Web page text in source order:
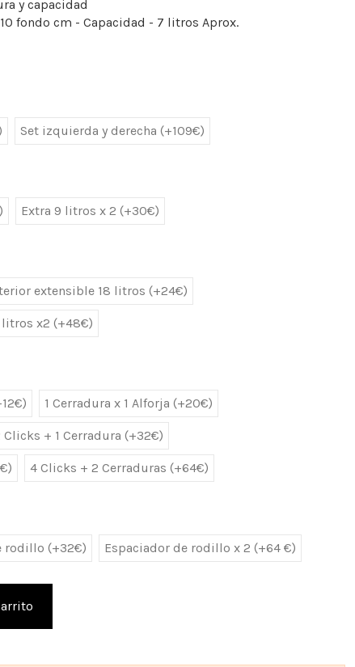
y capacidad
fondo cm - Capacidad - 7 litros Aprox.
Set izquierda y derecha (+109€)
Extra 9 litros x 2 (+30€)
extensible 18 litros (+24€)
x2 (+48€)
1 Cerradura x 1 Alforja (+20€)
Clicks + 1 Cerradura (+32€)
4 Clicks + 2 Cerraduras (+64€)
rodillo (+32€) Espaciador de rodillo x 2 (+64 €)